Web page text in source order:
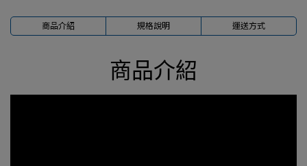
商品介紹 規格說明 運送方式
商品介紹